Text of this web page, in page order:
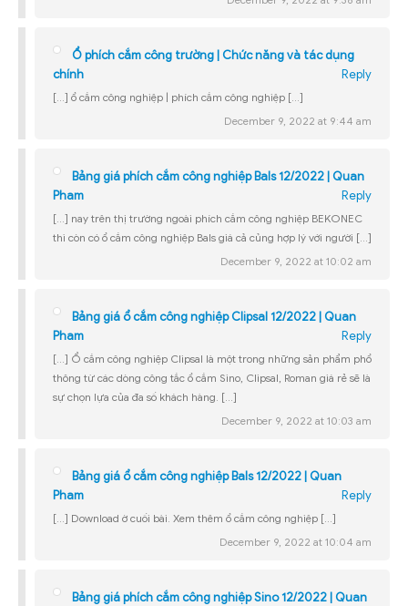
Ổ phích cắm công trường | Chức năng và tác dụng
chính
Reply
[…] ổ cắm công nghiệp | phích cắm công nghiệp […]
December 9, 2022 at 9:44 am
Bảng giá phích cắm công nghiệp Bals 12/2022 | Quan
Pham
Reply
[…] nay trên thị trường ngoài phích cắm công nghiệp BEKONEC
thì còn có ổ cắm công nghiệp Bals giá cả củng hợp lý với người […]
December 9, 2022 at 10:02 am
Bảng giá ổ cắm công nghiệp Clipsal 12/2022 | Quan
Pham
Reply
[…] Ổ cắm công nghiệp Clipsal là một trong những sản phẩm phổ
thông từ các dòng công tắc ổ cắm Sino, Clipsal, Roman giá rẻ sẽ là
sự chọn lựa của đa số khách hàng. […]
December 9, 2022 at 10:03 am
Bảng giá ổ cắm công nghiệp Bals 12/2022 | Quan
Pham
Reply
[…] Download ờ cuối bài. Xem thêm ổ cắm công nghiệp […]
December 9, 2022 at 10:04 am
Bảng giá phích cắm công nghiệp Sino 12/2022 | Quan